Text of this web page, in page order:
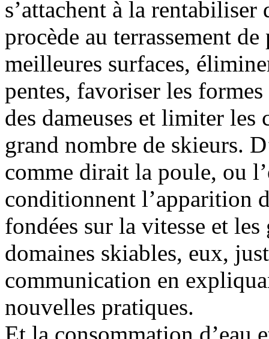
s’attachent à la
procède au terrassement
meilleures surfaces,
pentes, favoriser les
des dameuses et limiter les
grand nombre de skieurs.
comme dirait la poule, ou
conditionnent l’apparition
fondées sur la vitesse et
domaines skiables, eux,
communication en
nouvelles pratiques.
Et la consommation d’eau